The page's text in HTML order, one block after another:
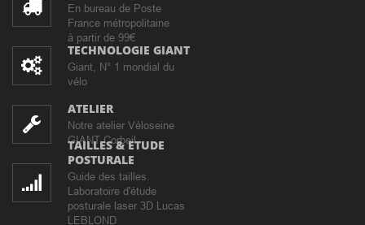
En bureau de Poste
France métropolitaine
à partir de 99€
TECHNOLOGIE GIANT
Giant, N° 1 mondial du
vélo
ATELIER
Notre atelier Véloseine
GIANT Corbeil
TAILLES & ETUDE
POSTURALE
Guide des tailles.
Laboratoire d'étude
posturale laser 3D Lucas
LEBLOND